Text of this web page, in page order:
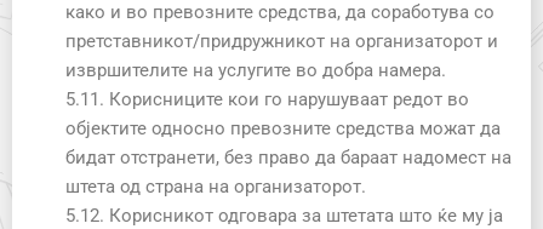
како и во превозните средства, да соработува со
претставникот/придружникот на организаторот и
извршителите на услугите во добра намера.
5.11. Корисниците кои го нарушуваат редот во
објектите односно превозните средства можат да
бидат отстранети, без право да бараат надомест на
штета од страна на организаторот.
5.12. Корисникот одговара за штетата што ќе му ја